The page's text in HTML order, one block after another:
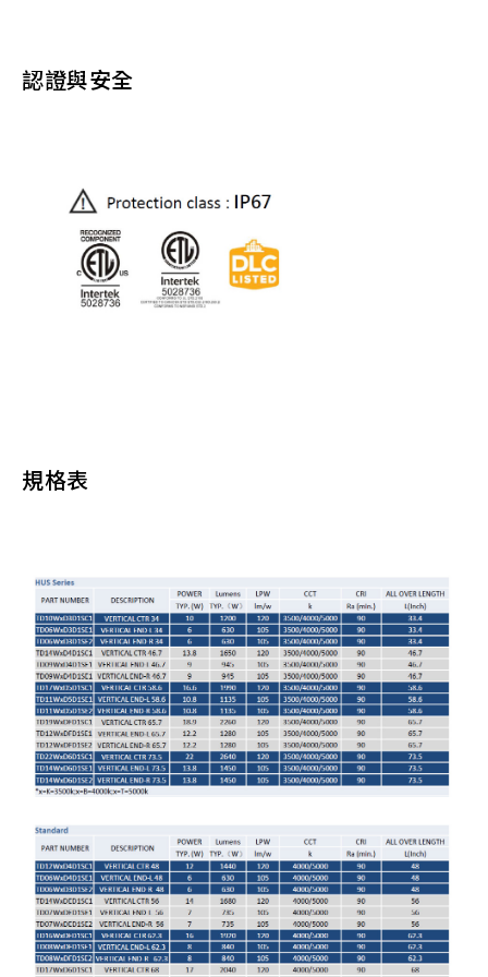
認證與安全
規格表